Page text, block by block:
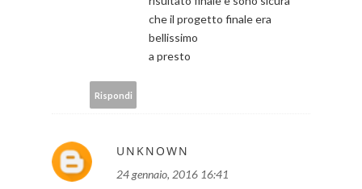
che il progetto finale era
bellissimo
a presto
Rispondi
UNKNOWN
24 gennaio, 2016 16:41